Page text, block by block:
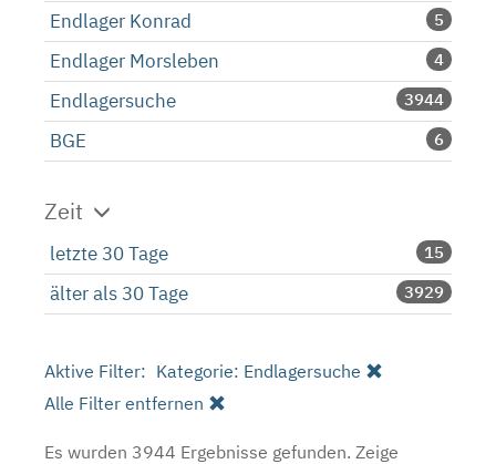
Endlager Konrad 5
Endlager Morsleben 4
Endlagersuche 3944
BGE 6
Zeit
letzte 30 Tage 15
älter als 30 Tage 3929
Aktive Filter: Kategorie: Endlagersuche
Alle Filter entfernen
Es wurden 3944 Ergebnisse gefunden. Zeige